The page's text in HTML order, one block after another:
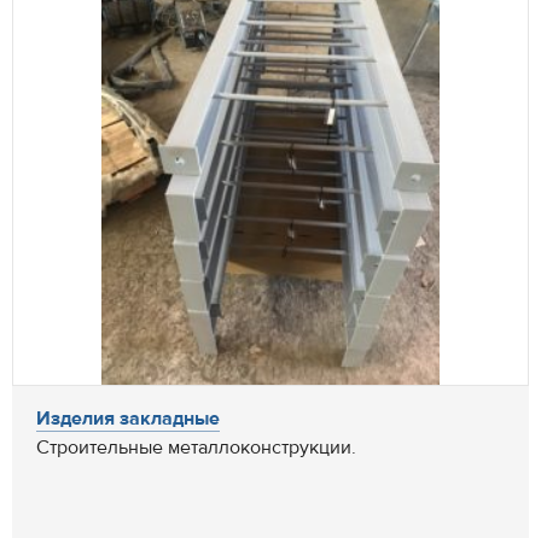
Изделия закладные
Строительные металлоконструкции.